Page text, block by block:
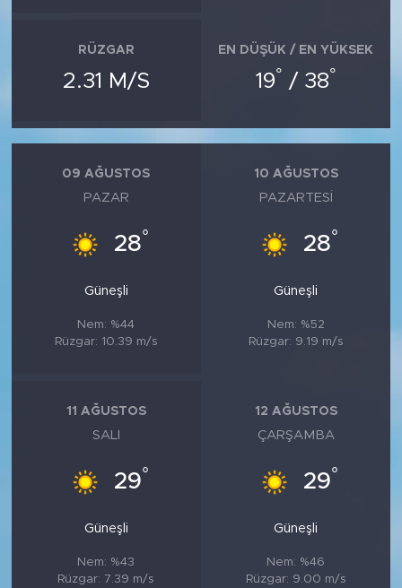
RÜZGAR
2.31 M/S
EN DÜŞÜK / EN YÜKSEK
19° / 38°
09 AĞUSTOS
PAZAR
28°
Güneşli
Nem: %44
Rüzgar: 10.39 m/s
10 AĞUSTOS
PAZARTESI
28°
Güneşli
Nem: %52
Rüzgar: 9.19 m/s
11 AĞUSTOS
SALI
29°
Güneşli
Nem: %43
Rüzgar: 7.39 m/s
12 AĞUSTOS
ÇARŞAMBA
29°
Güneşli
Nem: %46
Rüzgar: 9.00 m/s
SİYASET
MEDYA KÖŞESİ
FOTO GALERİ
VİDEOLAR